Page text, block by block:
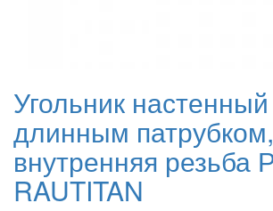
Угольник
длинным патрубком,
внутренняя резьба
RAUTITAN